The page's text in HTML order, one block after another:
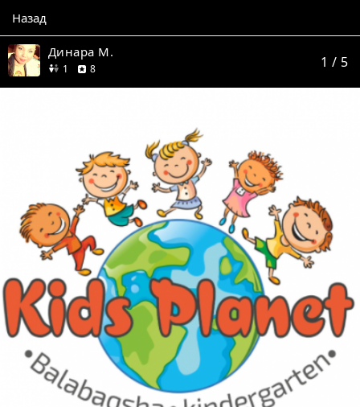
Назад
Динара М.
1 друг 8отзывов 1 / 5